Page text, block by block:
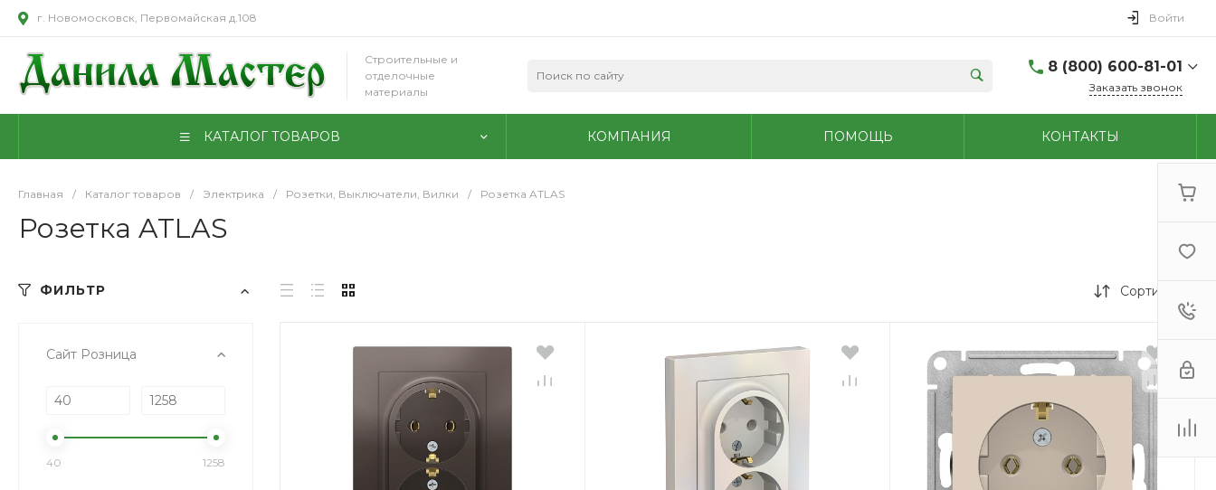
г. Новомосковск, Первомайская д.108 Войти
Строительные и
отделочные
материалы
8 (800) 600-81-01
г. Новомосковск,
9.00-18.00
г. Узловая, Базарная
д.1А
Пн - Сб: 9.00-17.00 Вс:
(48735) 4-03-85
г. Кимовск,
Первомайская д.41
Пн - Сб: 9.00-17.00 Вс:
9.00-15.00
Заказать звонок
КАТАЛОГ ТОВАРОВ КОМПАНИЯ ПОМОЩЬ КОНТАКТЫ
Главная / Каталог товаров / Электрика / Розетки, Выключатели, Вилки / Розетка ATLAS
Розетка ATLAS
ФИЛЬТР
Сайт Розница
40 1258
Сортировка